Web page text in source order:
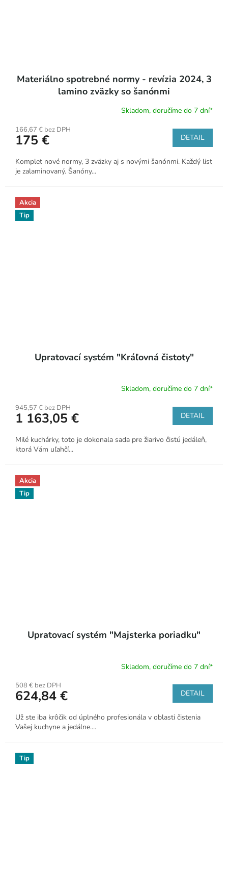
Materiálno spotrebné normy - revízia 2024, 3
lamino zväzky so šanónmi
produktu
je
z
5
Skladom, doručíme do 7 dní*
166,67 € bez DPH
175 € DETAIL
Komplet nové normy, 3 zväzky aj s novými šanónmi. Každý list
je zalaminovaný. Šanóny...
Akcia
Tip
Upratovací systém "Kráľovná čistoty"
Skladom, doručíme do 7 dní*
945,57 € bez DPH
1 163,05 € DETAIL
Milé kuchárky, toto je dokonala sada pre žiarivo čistú jedáleň,
ktorá Vám uľahčí...
Akcia
Tip
Upratovací systém "Majsterka poriadku"
Skladom, doručíme do 7 dní*
508 € bez DPH
624,84 € DETAIL
Už ste iba krôčik od úplného profesionála v oblasti čistenia
Vašej kuchyne a jedálne....
Tip